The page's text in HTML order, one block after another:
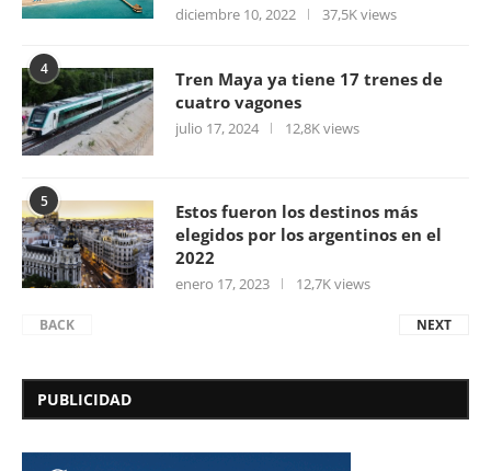
diciembre 10, 2022 37,5K views
4
Tren Maya ya tiene 17 trenes de
cuatro vagones
julio 17, 2024 12,8K views
5
Estos fueron los destinos más
elegidos por los argentinos en el
2022
enero 17, 2023 12,7K views
BACK NEXT
PUBLICIDAD